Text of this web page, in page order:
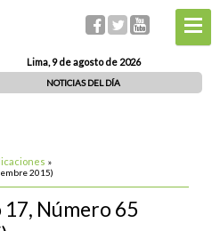
Lima, 9 de agosto de 2026
NOTICIAS DEL DÍA
»
2015)
Número 65